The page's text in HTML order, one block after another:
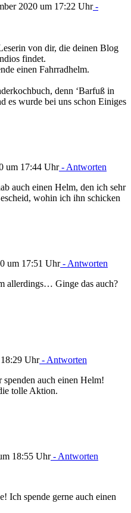
2020 um 17:22 Uhr-
von dir, die deinen Blog
findet.
einen Fahrradhelm.
denn ‘Barfuß in
es wurde bei uns schon Einiges
um 17:44 Uhr- Antworten
auch einen Helm, den ich sehr
wohin ich ihn schicken
um 17:51 Uhr- Antworten
allerdings… Ginge das auch?
Uhr- Antworten
auch einen Helm!
tolle Aktion.
18:55 Uhr- Antworten
Ich spende gerne auch einen